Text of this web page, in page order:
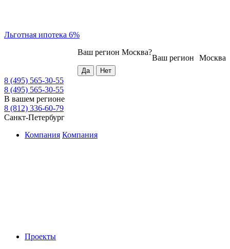
Льготная ипотека 6%
Москва
Ваш регион
Ваш регион Москва?
8 (495) 565-30-55
8 (495) 565-30-55
В вашем регионе
8 (812) 336-60-79
Санкт-Петербург
Компания Компания
Проекты